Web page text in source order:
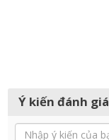
Ý kiến đánh giá